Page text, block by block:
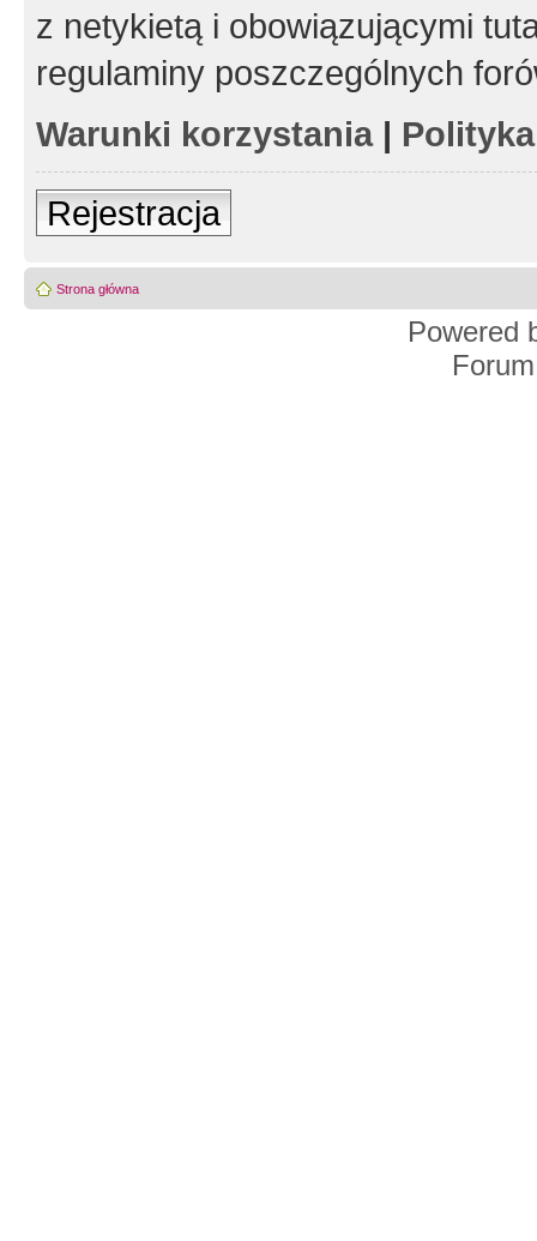
z netykietą i obowiązującymi
regulaminy poszczególnych
Warunki korzystania|
Rejestracja
Strona główna
Powered